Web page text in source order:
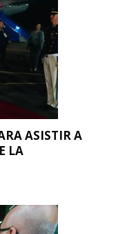
ASISTIR A
LA